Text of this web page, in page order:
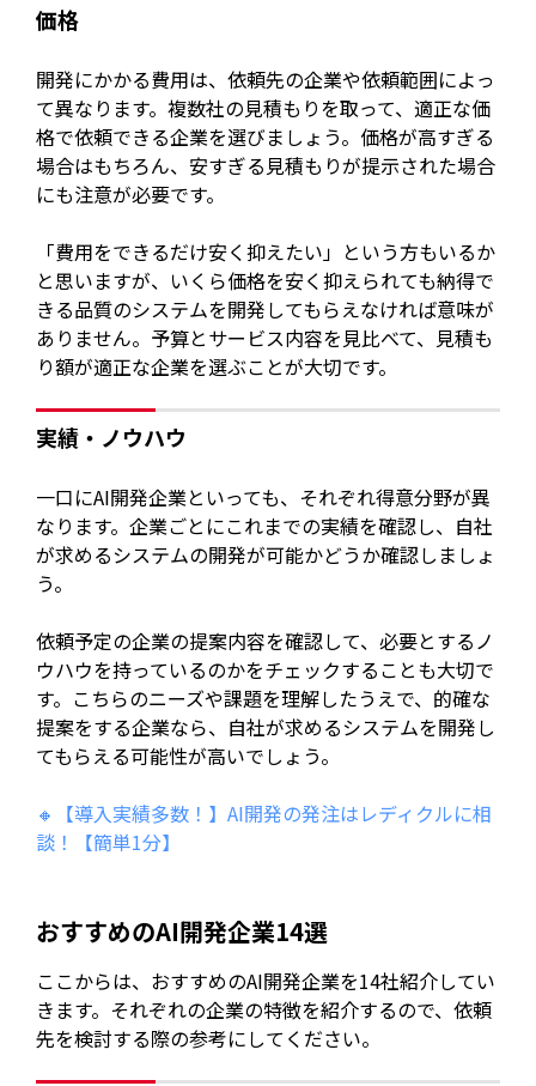
価格
開発にかかる費用は、依頼先の企業や依頼範囲によっ
て異なります。複数社の見積もりを取って、適正な価
格で依頼できる企業を選びましょう。価格が高すぎる
場合はもちろん、安すぎる見積もりが提示された場合
にも注意が必要です。
「費用をできるだけ安く抑えたい」という方もいるか
と思いますが、いくら価格を安く抑えられても納得で
きる品質のシステムを開発してもらえなければ意味が
ありません。予算とサービス内容を見比べて、見積も
り額が適正な企業を選ぶことが大切です。
実績・ノウハウ
一口にAI開発企業といっても、それぞれ得意分野が異
なります。企業ごとにこれまでの実績を確認し、自社
が求めるシステムの開発が可能かどうか確認しましょ
う。
依頼予定の企業の提案内容を確認して、必要とするノ
ウハウを持っているのかをチェックすることも大切で
す。こちらのニーズや課題を理解したうえで、的確な
提案をする企業なら、自社が求めるシステムを開発し
てもらえる可能性が高いでしょう。
🔸【導入実績多数！】AI開発の発注はレディクルに相
談！【簡単1分】
おすすめのAI開発企業14選
ここからは、おすすめのAI開発企業を14社紹介してい
きます。それぞれの企業の特徴を紹介するので、依頼
先を検討する際の参考にしてください。